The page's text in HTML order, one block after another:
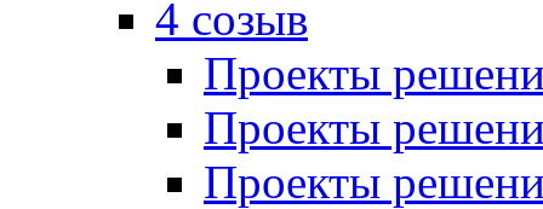
4 созыв
Проекты
Проекты
Проекты